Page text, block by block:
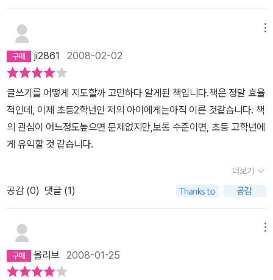
이의 꿈을 담은 책이 한권 나올꺼라는 기대감에 행복합니다.친한 친
구 선물 주려고 한권더 구입했습니다. 선물용으로도 너무 좋아요~
ji2861 2008-02-02
글쓰기를 어떻게 지도할까 고민하다 알게된 책입니다.책은 정말 효율
적인데, 이제 초등2학년인 저의 아이에게는아직 이른 것같습니다. 책
의 관심이 어느정도높으면 문제없지만,보통 수준이면, 초등 고학년에
게 유익할 것 같습니다.
더보기
공감 (0) 댓글 (1)
올리브 2008-01-25